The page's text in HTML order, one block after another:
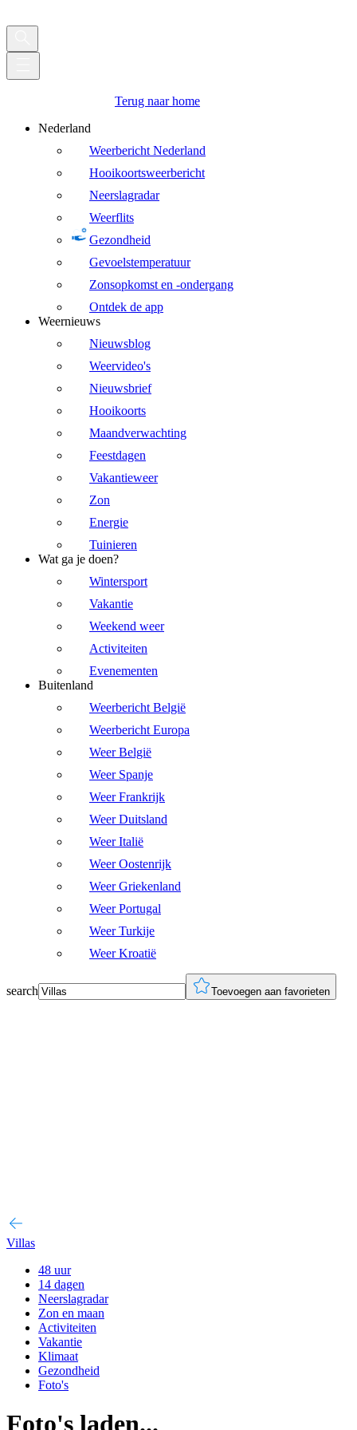
Terug naar home
Nederland
Weerbericht Nederland
Hooikoortsweerbericht
Neerslagradar
Weerflits
Gezondheid
Gevoelstemperatuur
Zonsopkomst en -ondergang
Ontdek de app
Weernieuws
Nieuwsblog
Weervideo's
Nieuwsbrief
Hooikoorts
Maandverwachting
Feestdagen
Vakantieweer
Zon
Energie
Tuinieren
Wat ga je doen?
Wintersport
Vakantie
Weekend weer
Activiteiten
Evenementen
Buitenland
Weerbericht België
Weerbericht Europa
Weer België
Weer Spanje
Weer Frankrijk
Weer Duitsland
Weer Italië
Weer Oostenrijk
Weer Griekenland
Weer Portugal
Weer Turkije
Weer Kroatië
search Toevoegen aan favorieten
Villas
48 uur
14 dagen
Neerslagradar
Zon en maan
Activiteiten
Vakantie
Klimaat
Gezondheid
Foto's
Foto's laden...